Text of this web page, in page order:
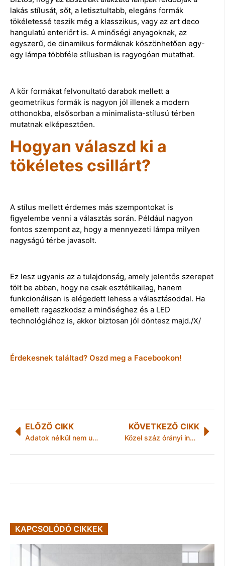
lakás stílusát, sőt, a letisztultabb, elegáns formák
tökéletessé teszik még a klasszikus, vagy az art deco
hangulatú enteriőrt is. A minőségi anyagoknak, az
egyszerű, de dinamikus formáknak köszönhetően egy-
egy lámpa többféle stílusban is ragyogóan mutathat.
A kör formákat felvonultató darabok mellett a
geometrikus formák is nagyon jól illenek a modern
otthonokba, elsősorban a minimalista-stílusú térben
mutatnak elképesztően.
Hogyan válaszd ki a
tökéletes csillárt?
A stílus mellett érdemes más szempontokat is
figyelembe venni a választás során. Például nagyon
fontos szempont az, hogy a mennyezeti lámpa milyen
nagyságú térbe javasolt.
Ez lesz ugyanis az a tulajdonság, amely jelentős szerepet
tölt be abban, hogy ne csak esztétikailag, hanem
funkcionálisan is elégedett lehess a választásoddal. Ha
emellett ragaszkodsz a minőséghez és a LED
technológiához is, akkor biztosan jól döntesz majd./X/
Érdekesnek találtad? Oszd meg a Facebookon!
ELŐZŐ CIKK
Adatok nélkül nem utal a NAV
KÖVETKEZŐ CIKK
Közel száz órányi ingyenes hitéleti hanganyag a Katolikus Rádiótól
KAPCSOLÓDÓ CIKKEK